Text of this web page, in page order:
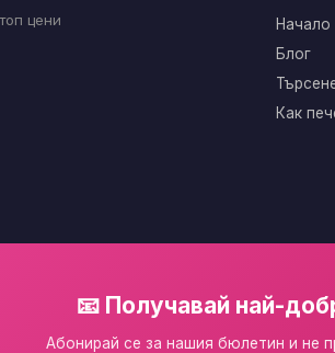
цени
Начало
Блог
Как
📧 Получавай най-
Абонирай се за нашия бюлетин и не